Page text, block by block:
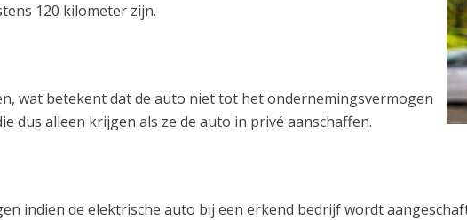
120 kilometer zijn.
wat betekent dat de auto niet tot het ondernemingsvermogen
dus alleen krijgen als ze de auto in privé aanschaffen.
indien de elektrische auto bij een erkend bedrijf wordt